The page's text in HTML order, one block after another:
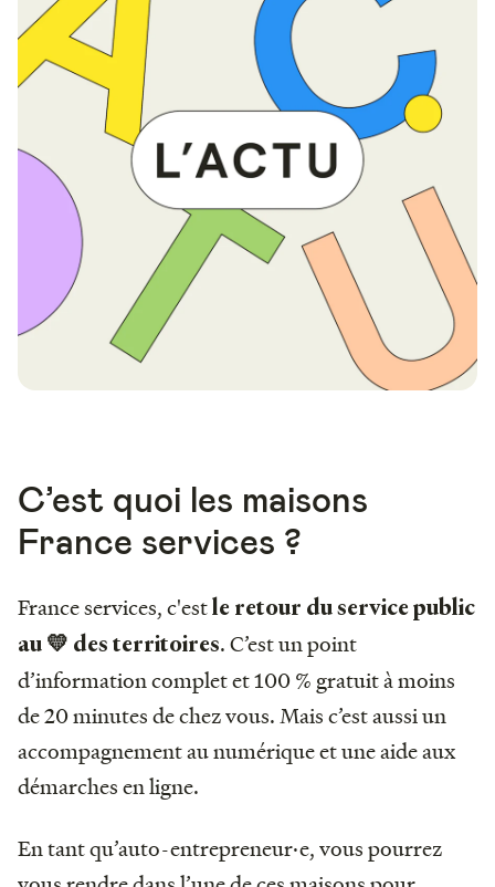
C’est quoi les maisons
France services ?
France services, c'estle retour du service public
au 💛 des territoires. C’est un point
d’information complet et 100 % gratuit à moins
de 20 minutes de chez vous. Mais c’est aussi un
accompagnement au numérique et une aide aux
démarches en ligne.
En tant qu’auto-entrepreneur·e, vous pourrez